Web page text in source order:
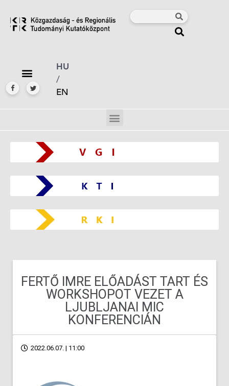
HU
/
EN
FERTŐ IMRE ELŐADÁST TART ÉS
WORKSHOPOT VEZET A
LJUBLJANAI MIC
KONFERENCIÁN
2022.06.07. | 11:00